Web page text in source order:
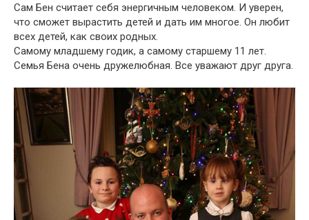
Сам Бен считает себя энергичным человеком. И уверен,
что сможет вырастить детей и дать им многое. Он любит
всех детей, как своих родных.
Самому младшему годик, а самому старшему 11 лет.
Семья Бена очень дружелюбная. Все уважают друг друга.